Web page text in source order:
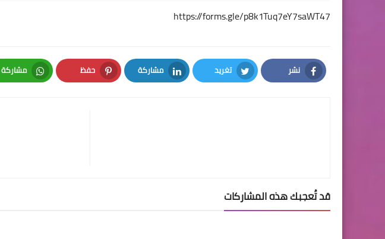
https://forms.gle/p8k1Tuq7eY7saWT47
نشر
Facebook
تغريد
Twitter
مشاركة
LinkedIn
حفظ
Pinterest
مشاركة
Whatsapp
قد تُعجبك هذه المشاركات